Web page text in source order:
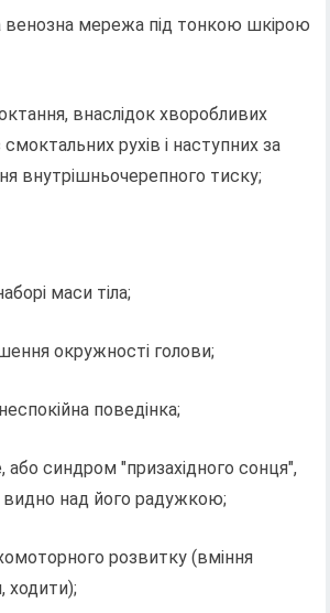
мережа під тонкою шкірою
внаслідок хворобливих
смоктальних рухів і наступних за
внутрішньочерепного тиску;
маси тіла;
окружності голови;
поведінка;
синдром "призахідного сонця",
видно над його радужкою;
розвитку (вміння
ходити);